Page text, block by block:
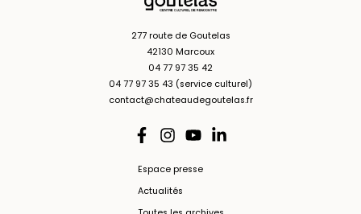
277 route de Goutelas
42130 Marcoux
04 77 97 35 42
04 77 97 35 43 (service culturel)
contact@chateaudegoutelas.fr
Espace presse
Actualités